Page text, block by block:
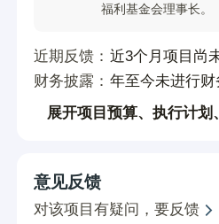
福利基金会理事长。
近期反馈： 近3个月项目尚
财务披露： 年至今未进行财
展开项目预算、执行计划
意见反馈
对该项目有疑问，要反馈